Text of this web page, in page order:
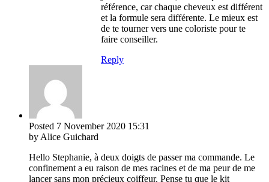
référence, car chaque cheveux est différent
et la formule sera différente. Le mieux est
de te tourner vers une coloriste pour te
faire conseiller.
Reply
Posted 7 November 2020 15:31
by Alice Guichard
Hello Stephanie, à deux doigts de passer ma commande. Le
confinement a eu raison de mes racines et de ma peur de me
lancer sans mon précieux coiffeur. Pense tu que le kit